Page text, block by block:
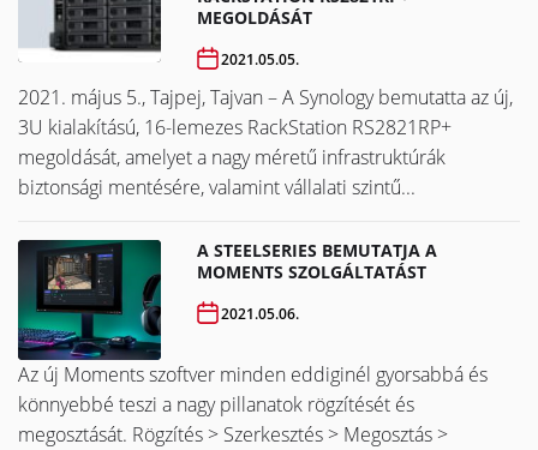
MEGOLDÁSÁT
2021.05.05.
2021. május 5., Tajpej, Tajvan – A Synology bemutatta az új,
3U kialakítású, 16-lemezes RackStation RS2821RP+
megoldását, amelyet a nagy méretű infrastruktúrák
biztonsági mentésére, valamint vállalati szintű...
A STEELSERIES BEMUTATJA A
MOMENTS SZOLGÁLTATÁST
2021.05.06.
Az új Moments szoftver minden eddiginél gyorsabbá és
könnyebbé teszi a nagy pillanatok rögzítését és
megosztását. Rögzítés > Szerkesztés > Megosztás >